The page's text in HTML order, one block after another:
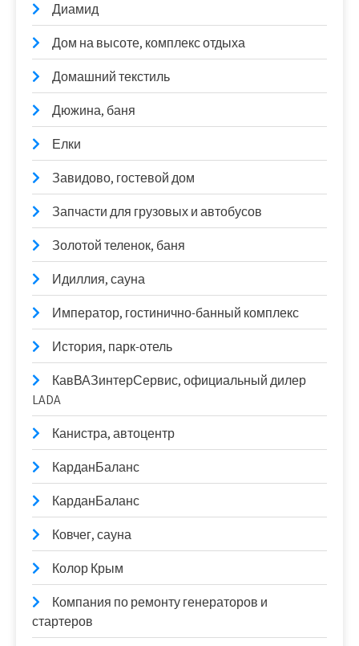
Диамид
Дом на высоте, комплекс отдыха
Домашний текстиль
Дюжина, баня
Елки
Завидово, гостевой дом
Запчасти для грузовых и автобусов
Золотой теленок, баня
Идиллия, сауна
Император, гостинично-банный комплекс
История, парк-отель
КавВАЗинтерСервис, официальный дилер
LADA
Канистра, автоцентр
КарданБаланс
КарданБаланс
Ковчег, сауна
Колор Крым
Компания по ремонту генераторов и
стартеров